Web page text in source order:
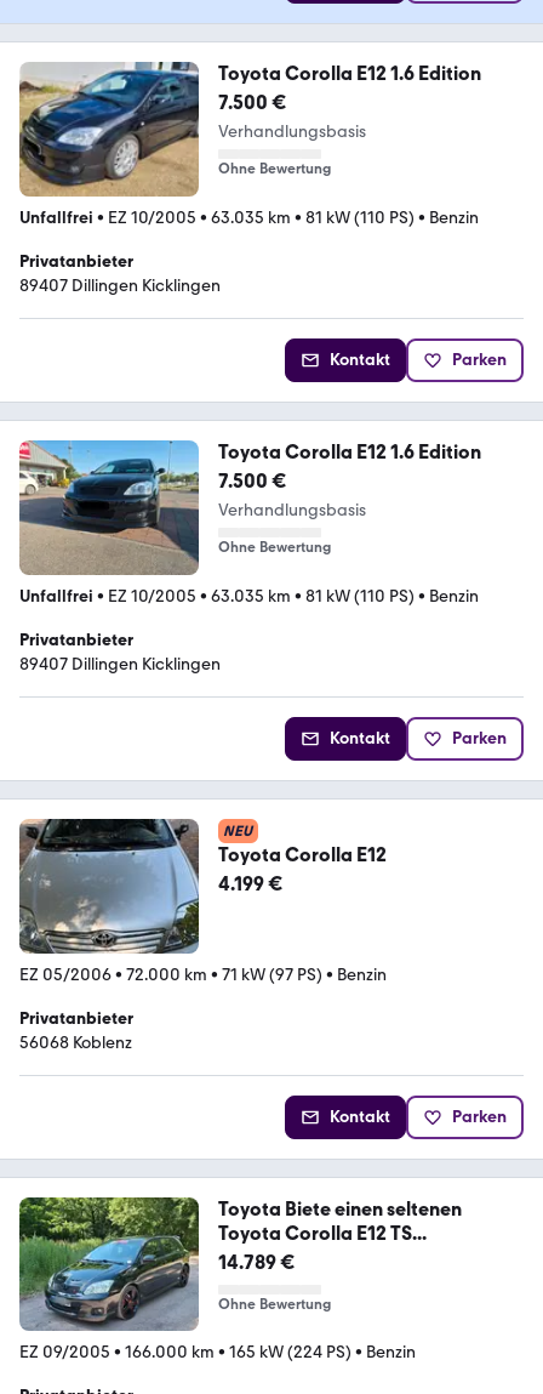
Toyota Corolla E12 1.6 Edition
7.500 €
Verhandlungsbasis
Ohne Bewertung
Unfallfrei • EZ 10/2005 • 63.035 km • 81 kW (110 PS) • Benzin
Privatanbieter
89407 Dillingen Kicklingen
Kontakt Parken
Toyota Corolla E12 1.6 Edition
7.500 €
Verhandlungsbasis
Ohne Bewertung
Unfallfrei • EZ 10/2005 • 63.035 km • 81 kW (110 PS) • Benzin
Privatanbieter
89407 Dillingen Kicklingen
Kontakt Parken
NEU
Toyota Corolla E12
4.199 €
EZ 05/2006• 72.000 km • 71 kW (97 PS) • Benzin
Privatanbieter
56068 Koblenz
Kontakt Parken
Toyota Biete einen seltenen
Toyota Corolla E12 TS...
14.789 €
Ohne Bewertung
EZ 09/2005 • 166.000 km • 165 kW (224 PS) • Benzin